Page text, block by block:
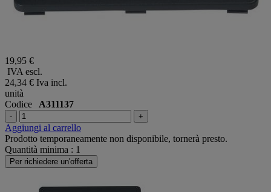
19,95 €
IVA escl.
24,34 € Iva incl.
unità
Codice A311137
- +
Aggiungi al carrello
Prodotto temporaneamente non disponibile, tornerà presto.
Quantità minima : 1
Per richiedere un'offerta